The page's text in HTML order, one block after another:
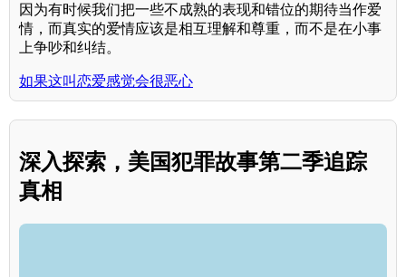
因为有时候我们把一些不成熟的表现和错位的期待当作爱
情，而真实的爱情应该是相互理解和尊重，而不是在小事
上争吵和纠结。
如果这叫恋爱感觉会很恶心
深入探索，美国犯罪故事第二季追踪
真相